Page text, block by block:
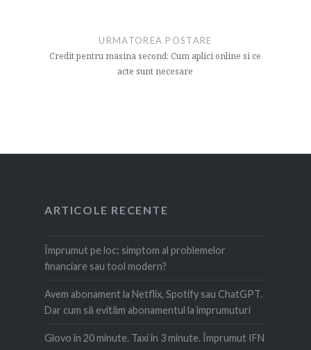
URMATOREA POSTARE
Credit pentru masina second: Cum aplici online si ce
acte sunt necesare
ARTICOLE RECENTE
Împrumut pe loc: simptom al problemelor
financiare sau tool modern?
Avem abonament la Netflix, Spotify sau ChatGPT.
Dar cum să evităm abonamentul la împrumuturi
Glovo în 20 minute. Taxi în 3 minute. Împrumut IFN